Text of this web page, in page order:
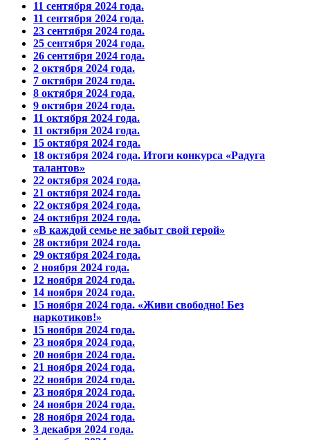
11 сентября 2024 года.
11 сентября 2024 года.
23 сентября 2024 года.
25 сентября 2024 года.
26 сентября 2024 года.
2 октября 2024 года.
7 октября 2024 года.
8 октября 2024 года.
9 октября 2024 года.
11 октября 2024 года.
11 октября 2024 года.
15 октября 2024 года.
18 октября 2024 года. Итоги конкурса «Радуга
талантов»
22 октября 2024 года.
21 октября 2024 года.
22 октября 2024 года.
24 октября 2024 года.
«В каждой семье не забыт свой герой»
28 октября 2024 года.
29 октября 2024 года.
2 ноября 2024 года.
12 ноября 2024 года.
14 ноября 2024 года.
15 ноября 2024 года. «Живи свободно! Без
наркотиков!»
15 ноября 2024 года.
23 ноября 2024 года.
20 ноября 2024 года.
21 ноября 2024 года.
22 ноября 2024 года.
23 ноября 2024 года.
24 ноября 2024 года.
28 ноября 2024 года.
3 декабря 2024 года.